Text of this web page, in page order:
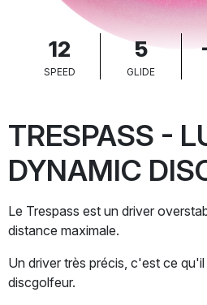
12
SPEED
5
GLIDE
TRESPASS -
DYNAMIC
Le Trespass est un driver
distance maximale.
Un driver très précis, c'est ce
discgolfeur.